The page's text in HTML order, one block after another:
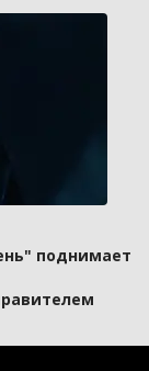
поднимает